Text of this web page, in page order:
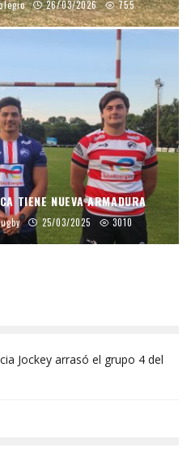
26/03/2026 755
TIENE NUEVA ARMADURA
25/03/2025 3010
Jockey arrasó el grupo 4 del